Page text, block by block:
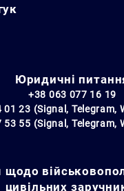
Юридичні
+38 063 077 16 19
01 23 (Signal, Telegram,
53 55 (Signal, Telegram,
щодо
цивільних